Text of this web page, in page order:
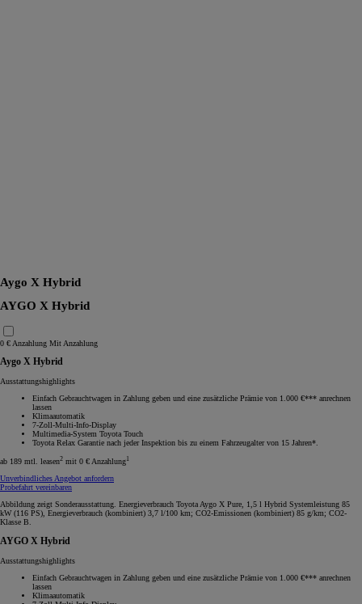
Aygo X Hybrid
AYGO X Hybrid
0 € Anzahlung Mit Anzahlung
Aygo X Hybrid
Ausstattungshighlights
Einfach Gebrauchtwagen in Zahlung geben und eine zusätzliche Prämie von 1.000 €*** anrechnen
lassen
Klimaautomatik
7-Zoll-Multi-Info-Display
Multimedia-System Toyota Touch
Toyota Relax Garantie nach jeder Inspektion bis zu einem Fahrzeugalter von 15 Jahren*.
ab 189 mtl. leasen2 mit 0 € Anzahlung1
Unverbindliches Angebot anfordern
Probefahrt vereinbaren
Abbildung zeigt Sonderausstattung. Energieverbrauch Toyota Aygo X Pure, 1,5 l Hybrid Systemleistung 85
kW (116 PS), Energieverbrauch (kombiniert) 3,7 l/100 km; CO2-Emissionen (kombiniert) 85 g/km; CO2-
Klasse B.
AYGO X Hybrid
Ausstattungshighlights
Einfach Gebrauchtwagen in Zahlung geben und eine zusätzliche Prämie von 1.000 €*** anrechnen
lassen
Klimaautomatik